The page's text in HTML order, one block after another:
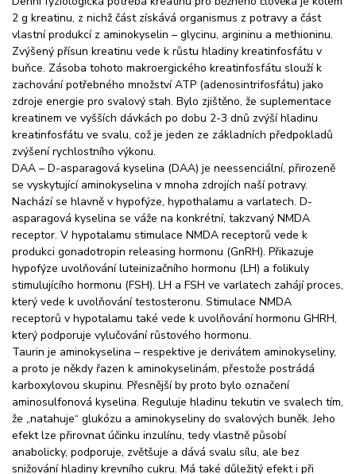
2 g kreatinu, z nichž část získává organismus z potravy a část
vlastní produkcí z aminokyselin – glycinu, argininu a methioninu.
Zvýšený přísun kreatinu vede k růstu hladiny kreatinfosfátu v
buňce. Zásoba tohoto makroergického kreatinfosfátu slouží k
zachování potřebného množství ATP (adenosintrifosfátu) jako
zdroje energie pro svalový stah. Bylo zjištěno, že suplementace
kreatinem ve vyšších dávkách po dobu 2-3 dnů zvýší hladinu
kreatinfosfátu ve svalu, což je jeden ze základních předpokladů
zvýšení rychlostního výkonu.
DAA – D-asparagová kyselina (DAA) je neessenciální, přirozeně
se vyskytující aminokyselina v mnoha zdrojích naší potravy.
Nachází se hlavně v hypofýze, hypothalamu a varlatech. D-
asparagová kyselina se váže na konkrétní, takzvaný NMDA
receptor. V hypotalamu stimulace NMDA receptorů vede k
produkci gonadotropin releasing hormonu (GnRH). Přikazuje
hypofýze uvolňování luteinizačního hormonu (LH) a folikuly
stimulujícího hormonu (FSH). LH a FSH ve varlatech zahájí proces,
který vede k uvolňování testosteronu. Stimulace NMDA
receptorů v hypotalamu také vede k uvolňování hormonu GHRH,
který podporuje vylučování růstového hormonu.
Taurin je aminokyselina – respektive je derivátem aminokyseliny,
a proto je někdy řazen k aminokyselinám, přestože postrádá
karboxylovou skupinu. Přesnější by proto bylo označení
aminosulfonová kyselina. Reguluje hladinu tekutin ve svalech tím,
že „natahuje“ glukózu a aminokyseliny do svalových buněk. Jeho
efekt lze přirovnat účinku inzulínu, tedy vlastně působí
anabolicky, podporuje, zvětšuje a dává svalu sílu, ale bez
snižování hladiny krevního cukru. Má také důležitý efekt i při